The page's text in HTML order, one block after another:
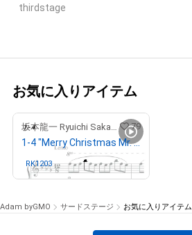
thirdstage
お気に入りアイテム
坂本龍一 Ryuichi Sakamoto 79
1-4 "Merry Christmas Mr. Lawrence" Ryuichi Sakamoto 坂本 龍一
RK1203さんが保有中
Adam byGMO サードステージ お気に入りアイテム